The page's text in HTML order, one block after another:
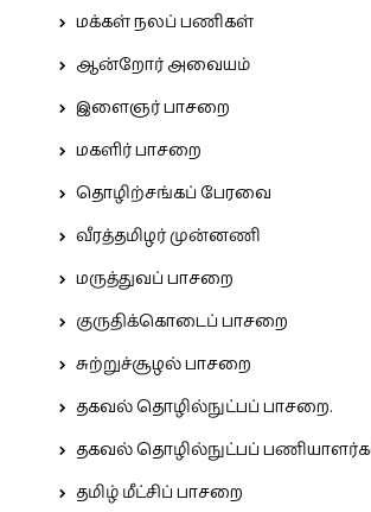
மக்கள் நலப் பணிகள்
ஆன்றோர் அவையம்
இளைஞர் பாசறை
மகளிர் பாசறை
தொழிற்சங்கப் பேரவை
வீரத்தமிழர் முன்னணி
மருத்துவப் பாசறை
குருதிக்கொடைப் பாசறை
சுற்றுச்சூழல் பாசறை
தகவல் தொழில்நுட்பப் பாசறை.
தகவல் தொழில்நுட்பப்
தமிழ் மீட்சிப் பாசறை